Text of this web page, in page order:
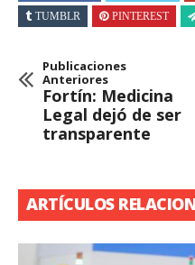
TUMBLR
PINTEREST
Publicaciones
Anteriores
Fortín: Medicina
Legal dejó de ser
transparente
ARTÍCULOS